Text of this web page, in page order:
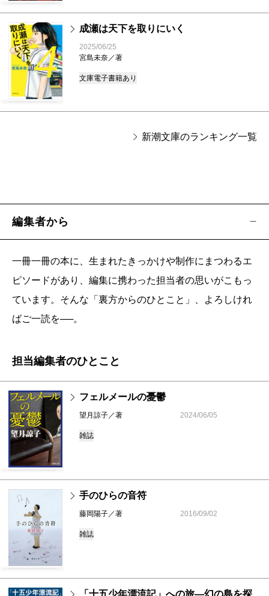
4
成瀬は天下を取りにいく
2025/06/25
宮島未奈／著
文庫電子書籍あり
新潮文庫のランキング一覧
編集者から
一冊一冊の本に、生まれたきっかけや制作にまつわるエ
ピソードがあり、編集に携わった担当者の思いがこもっ
ています。そんな「裏方からのひとこと」、よろしけれ
ばご一読を──。
担当編集者のひとこと
フェルメールの憂鬱
望月諒子／著 2024/06/05
雑誌
手のひらの音符
藤岡陽子／著 2016/09/02
雑誌
「十五少年漂流記」への旅―幻の島を探